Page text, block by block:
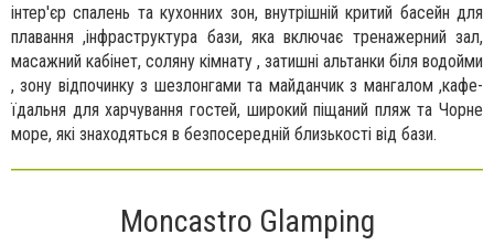
інтер'єр спалень та кухонних зон, внутрішній критий басейн для
плавання ,інфраструктура бази, яка включає тренажерний зал,
масажний кабінет, соляну кімнату , затишні альтанки біля водойми
, зону відпочинку з шезлонгами та майданчик з мангалом ,кафе-
їдальня для харчування гостей, широкий піщаний пляж та Чорне
море, які знаходяться в безпосередній близькості від бази.
Moncastro Glamping